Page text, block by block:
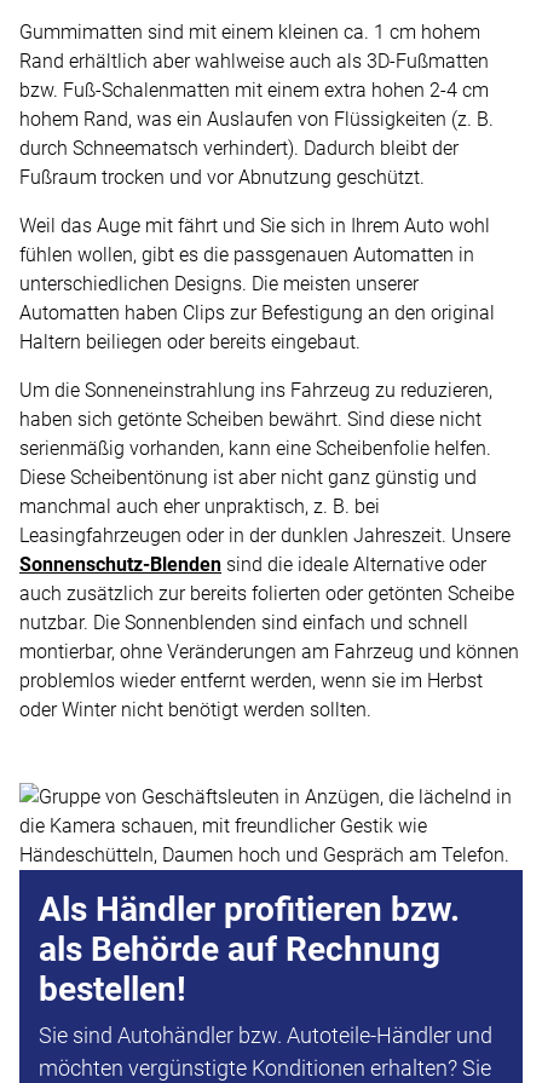
Gummimatten sind mit einem kleinen ca. 1 cm hohem
Rand erhältlich aber wahlweise auch als 3D-Fußmatten
bzw. Fuß-Schalenmatten mit einem extra hohen 2-4 cm
hohem Rand, was ein Auslaufen von Flüssigkeiten (z. B.
durch Schneematsch verhindert). Dadurch bleibt der
Fußraum trocken und vor Abnutzung geschützt.
Weil das Auge mit fährt und Sie sich in Ihrem Auto wohl
fühlen wollen, gibt es die passgenauen Automatten in
unterschiedlichen Designs. Die meisten unserer
Automatten haben Clips zur Befestigung an den original
Haltern beiliegen oder bereits eingebaut.
Um die Sonneneinstrahlung ins Fahrzeug zu reduzieren,
haben sich getönte Scheiben bewährt. Sind diese nicht
serienmäßig vorhanden, kann eine Scheibenfolie helfen.
Diese Scheibentönung ist aber nicht ganz günstig und
manchmal auch eher unpraktisch, z. B. bei
Leasingfahrzeugen oder in der dunklen Jahreszeit. Unsere
Sonnenschutz-Blenden sind die ideale Alternative oder
auch zusätzlich zur bereits folierten oder getönten Scheibe
nutzbar. Die Sonnenblenden sind einfach und schnell
montierbar, ohne Veränderungen am Fahrzeug und können
problemlos wieder entfernt werden, wenn sie im Herbst
oder Winter nicht benötigt werden sollten.
Als Händler profitieren bzw.
als Behörde auf Rechnung
bestellen!
Sie sind Autohändler bzw. Autoteile-Händler und
möchten vergünstigte Konditionen erhalten? Sie